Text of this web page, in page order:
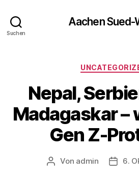
Suchen
Aachen Sued-
Nepal,
Madagaskar –
Gen Z-
Beitragsautor
Von admin 6.